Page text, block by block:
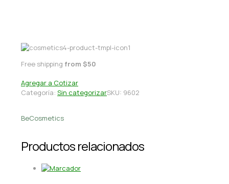
Free shipping from $50
Agregar a Cotizar
Categoría: Sin categorizarSKU: 9602
BeCosmetics
Productos relacionados